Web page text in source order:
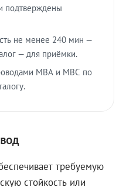
подтверждены
не менее 240 мин —
— для приёмки.
МВА и МВС по
требуемую
стойкость или